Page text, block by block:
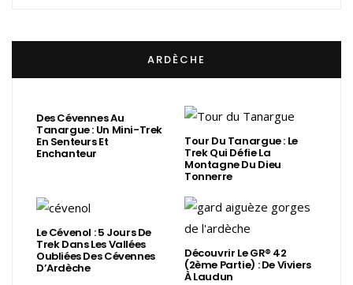
ARDÈCHE
Des Cévennes Au
Tanargue : Un Mini-Trek
En Senteurs Et
Enchanteur
Tour Du Tanargue : Le
Trek Qui Défie La
Montagne Du Dieu
Tonnerre
Le Cévenol : 5 Jours De
Trek Dans Les Vallées
Oubliées Des Cévennes
D’Ardèche
Découvrir Le GR® 42
(2ème Partie) : De Viviers
À Laudun